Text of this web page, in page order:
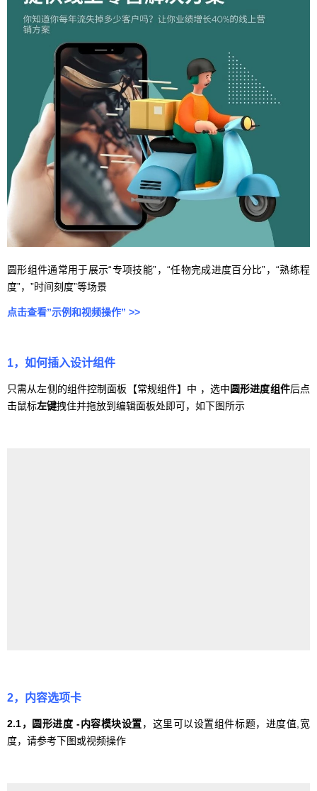
圆形组件通常用于展示“专项技能”，“任物完成进度百分比”，“熟练程
度”，”时间刻度”等场景
点击查看”示例和视频操作” >>
1，如何插入设计组件
只需从左侧的组件控制面板【常规组件】中 ，选中圆形进度组件后点
击鼠标左键拽住并拖放到编辑面板处即可，如下图所示
2，内容选项卡
2.1，圆形进度 -内容模块设置，这里可以设置组件标题，进度值,宽
度，请参考下图或视频操作